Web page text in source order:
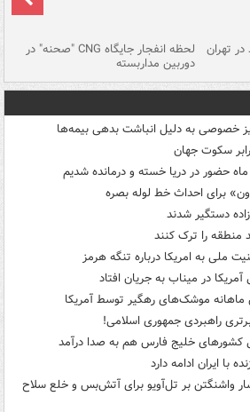
تهران لحظه انفجار جایگاه CNG "صحنه" در
دوربین مداربسته
خصوصی به دلیل انباشت بدهی بیمه‌ها
سکوت جهان
برای احداث خط لوله بصره
منطقه را ترک کنند
ملی به امریکا درباره تنگه هرمز
در میناب به جریان افتاد
ماهانه موشک‌های رهگیر توسط آمریکا
راهبردی جمهوری اسلامی!
کشورهای خلیج فارس هم به صدا درآمد
با ایران ادامه دارد
واشنگتن بر تل‌آویو برای آتش‌بس و خلع سلاح